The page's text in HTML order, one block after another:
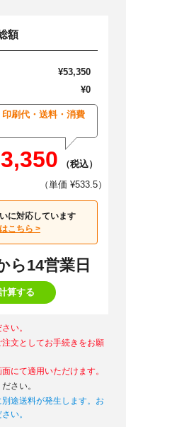
額
¥53,350
¥0
刷代・送料・消費
（税込）
（単価 ¥533.5）
に対応しています
こちら >
ら14営業日
算する
い。
文としてお手続きをお願
にて適用いただけます。
さい。
途送料が発生します。お
い。